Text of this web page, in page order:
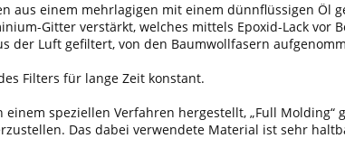
aus einem mehrlagigen mit einem dünnflüssigen Öl
Gitter verstärkt, welches mittels Epoxid-Lack vor
der Luft gefiltert, von den Baumwollfasern
Filters für lange Zeit konstant.
speziellen Verfahren hergestellt, „Full
Das dabei verwendete Material ist sehr